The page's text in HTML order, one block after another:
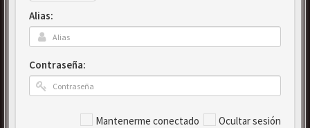
Alias:
Contraseña:
Mantenerme conectado Ocultar sesión